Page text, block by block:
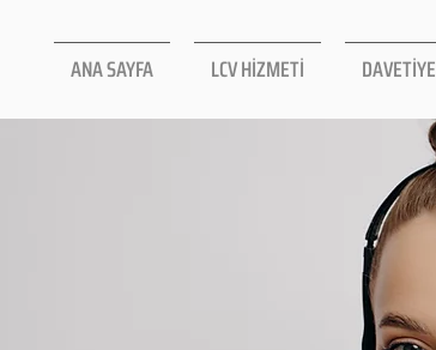
ANA SAYFA LCV HİZMETİ DAVETİYE